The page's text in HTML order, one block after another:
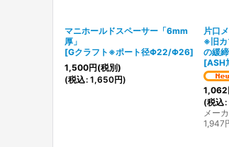
マニホールドスペーサー「6mm
厚」
[Gクラフト※ポート径Φ22/Φ26]
1,500円(税別)
(税込: 1,650円)
片口
※旧カ
の緩
[ASH
1,062
(税込:
メー
1,947